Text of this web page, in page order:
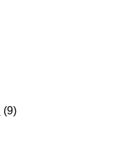
(9)